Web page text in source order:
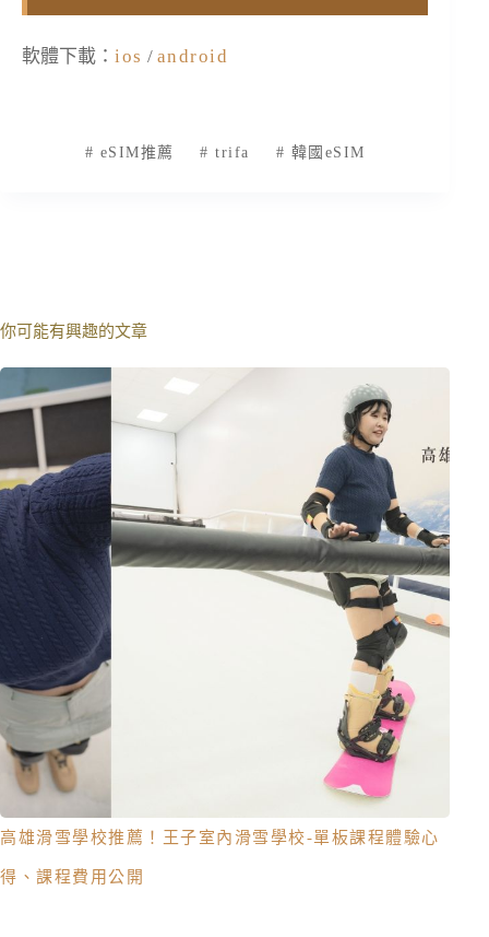
軟體下載： ios / android
# eSIM推薦 # trifa # 韓國eSIM
你可能有興趣的文章
高雄滑雪學校推薦！王子室內滑雪學校-單板課程體驗心
得、課程費用公開